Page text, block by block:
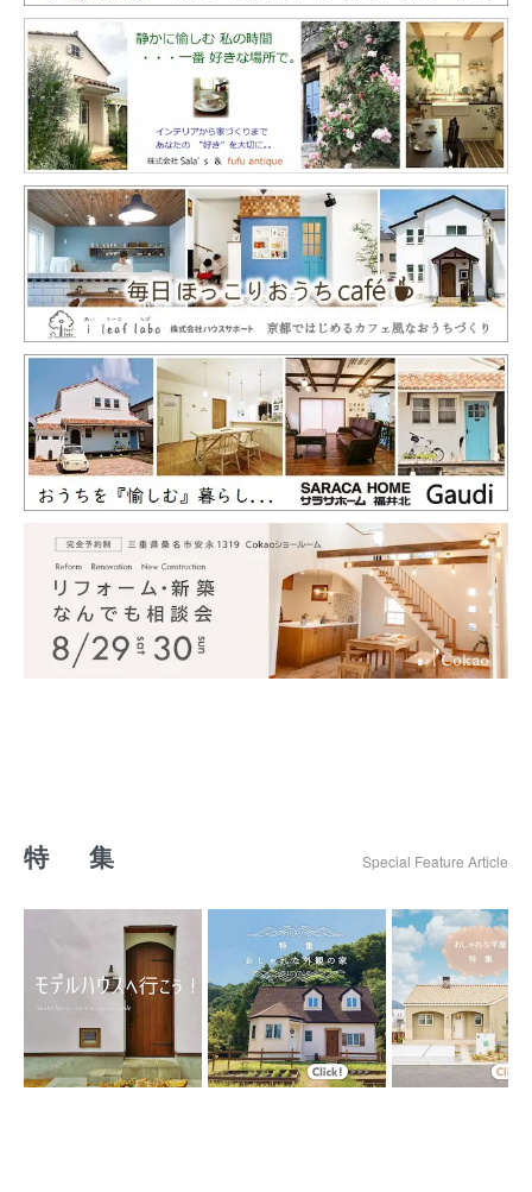
特 集 Special Feature Article